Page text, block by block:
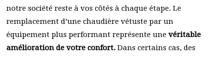
notre société reste à vos côtés à chaque étape. Le
remplacement d’une chaudière vétuste par un
équipement plus performant représente une véritable
amélioration de votre confort. Dans certains cas, des